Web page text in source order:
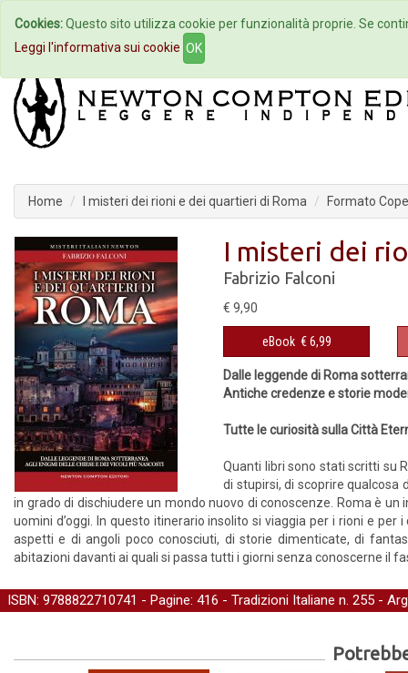
Home Autori Eventi
Home I misteri dei rioni e dei quartieri di Roma Formato
I misteri dei
Fabrizio Falconi
€ 9,90
eBook € 6,99
Dalle leggende di Roma
Antiche credenze e storie
Tutte le curiosità sulla Città
Quanti libri sono stati scritti su
di stupirsi, di scoprire qualcosa
in grado di dischiudere un mondo nuovo di conoscenze. Roma è
uomini d’oggi. In questo itinerario insolito si viaggia per i rioni e
aspetti e di angoli poco conosciuti, di storie dimenticate, di
abitazioni davanti ai quali si passa tutti i giorni senza conoscerne il
ISBN: 9788822710741 - Pagine: 416 - Tradizioni Italiane n. 255 -
Cookies:Questo sito utilizza cookie per funzionalità proprie. Se
Leggi l'informativa sui cookie OK